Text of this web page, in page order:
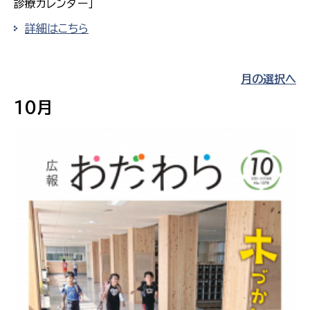
診療カレンダー」
詳細はこちら
月の選択へ
10月